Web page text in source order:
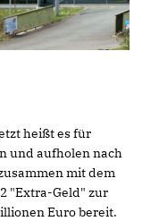
heißt es für
und aufholen nach
mit dem
"Extra-Geld" zur
Euro bereit.